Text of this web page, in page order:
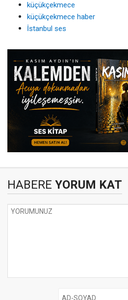
küçükçekmece
küçükçekmece haber
İstanbul ses
HABERE YORUM KAT